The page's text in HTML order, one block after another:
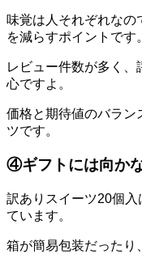
味覚は人それぞれなの
を減らすポイントです。
レビュー件数が多く
心ですよ。
価格と期待値のバラン
ツです。
④ギフトには向か
訳ありスイーツ20個
ています。
箱が簡易包装だったり